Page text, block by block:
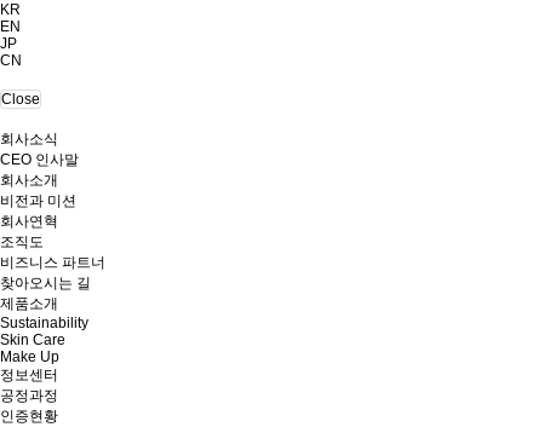
KR
EN
JP
CN
Close
회사소식
CEO 인사말
회사소개
비전과 미션
회사연혁
조직도
비즈니스 파트너
찾아오시는 길
제품소개
Sustainability
Skin Care
Make Up
정보센터
공정과정
인증현황